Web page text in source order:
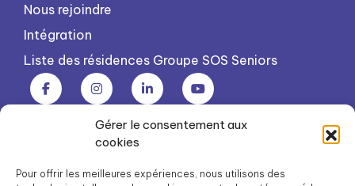
Gérer le consentement aux
cookies
Pour offrir les meilleures expériences, nous utilisons des
Nous rejoindre
Intégration
Liste des résidences Groupe SOS Seniors
Groupe SOS Seniors est une association du Groupe SOS
dg.seniors@groupe-sos.org